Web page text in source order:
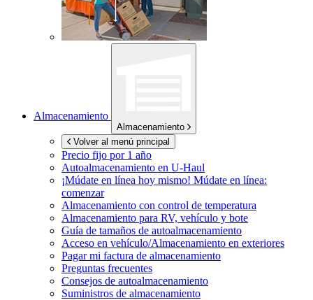
Almacenamiento
Almacenamiento
Volver al menú principal
Precio fijo por 1 año
Autoalmacenamiento en U-Haul
¡Múdate en línea hoy mismo! Múdate en línea:
comenzar
Almacenamiento con control de temperatura
Almacenamiento para RV, vehículo y bote
Guía de tamaños de autoalmacenamiento
Acceso en vehículo/Almacenamiento en exteriores
Pagar mi factura de almacenamiento
Preguntas frecuentes
Consejos de autoalmacenamiento
Suministros de almacenamiento